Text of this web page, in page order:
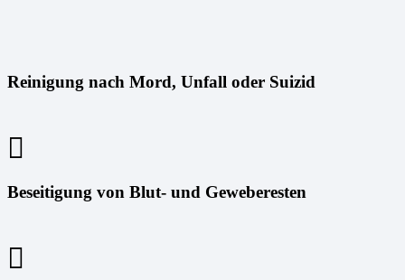
Reinigung nach Mord, Unfall oder Suizid
Beseitigung von Blut- und Geweberesten